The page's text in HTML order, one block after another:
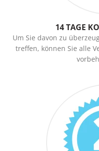
14 TAGE
Um Sie davon zu
treffen, können Sie alle